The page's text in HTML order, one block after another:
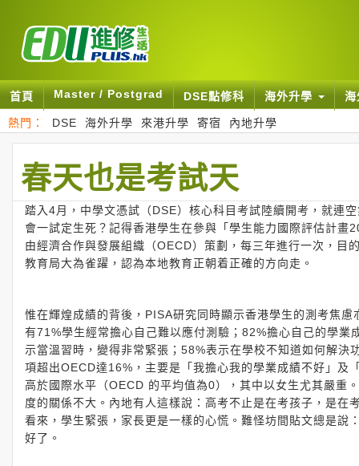
首頁 Master / Postgrad DSE點修科 海外升學
熱門： DSE 海外升學 來港升學 寄宿 內地升學
春天也是考試天
踏入4月，中學文憑試（DSE）核心科目考試陸續開考，就連
會一試定生死？記得香港學生在參與「學生能力國際評估計
由經濟合作與發展組織（OECD）策劃，每三年進行一次，目
教育局大為雀躍，認為本地教育正朝着正確的方向走。
惟在輝煌成績的背後，PISA研究同時顯示香港學生的測考焦
有71%學生經常擔心自己難以應付測驗；82%擔心自己的學
示當溫習時，變得非常緊張；58%表示在學校不知道如何解
項超出OECD達16%，主要是「我擔心我的學業成績不好」
高於國際水平（OECD 的平均值為0），其中以女生尤其嚴重
度的關係不大。內地有人這樣說：高考不止是在考孩子，是
看來，學生緊張，家長更是一樣的心慌。難怪坊間貼文總是
好了。